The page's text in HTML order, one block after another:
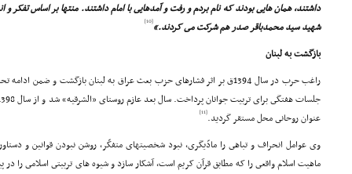
داشتند، همان هایى بودند که نام بردم و رفت و آمدهایى با امام داشتند. منتها بر اساس
شهید سید محمدباقر صدر هم شرکت مى کردند.»[10]
بازگشت به لبنان
راغب حرب در سال 1394ق بر اثر فشارهاى حزب بعث عراق به لبنان بازگشت و
عنوان روحانى محل مستقر گردید.[11]
وى عوامل انحراف و تباهى را مادّیگرى، نبود شخصیتهاى متفکّر، روشن نبودن قوانین و
ماهیت اسلام واقعى را که مطابق قرآن کریم است، آشکار سازد و شیوه هاى تربیتى اسلامى را